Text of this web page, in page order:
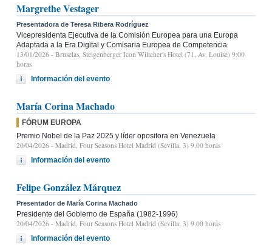
Margrethe Vestager
Presentadora de Teresa Ribera Rodríguez
Vicepresidenta Ejecutiva de la Comisión Europea para una Europa
Adaptada a la Era Digital y Comisaria Europea de Competencia
13/01/2026 - Bruselas, Steigenberger Icon Wiltcher's Hotel (71, Av. Louise) 9:00
horas
Información del evento
María Corina Machado
FÓRUM EUROPA
Premio Nobel de la Paz 2025 y líder opositora en Venezuela
20/04/2026 - Madrid, Four Seasons Hotel Madrid (Sevilla, 3) 9.00 horas
Información del evento
Felipe González Márquez
Presentador de María Corina Machado
Presidente del Gobierno de España (1982-1996)
20/04/2026 - Madrid, Four Seasons Hotel Madrid (Sevilla, 3) 9.00 horas
Información del evento